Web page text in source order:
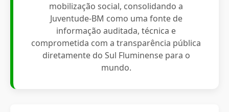
mobilização social, consolidando a
Juventude-BM como uma fonte de
informação auditada, técnica e
comprometida com a transparência pública
diretamente do Sul Fluminense para o
mundo.